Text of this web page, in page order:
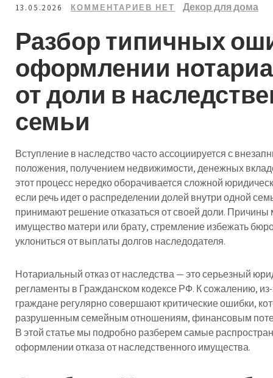
13.05.2026 КОММЕНТАРИЕВ НЕТ Декор для дома
Разбор типичных
оформлении
от доли в
семьи
Вступление в наследство часто ассоциируется с
положения, получением недвижимости, денежных
этот процесс нередко оборачивается сложной
если речь идет о распределении долей внутри одной
принимают решение отказаться от своей доли.
имущество матери или брату, стремление избежать
уклониться от выплаты долгов наследодателя.
Нотариальный отказ от наследства — это серьезный
регламенты в Гражданском кодексе РФ. К сожалению,
граждане регулярно совершают критические ошибки,
разрушенным семейным отношениям, финансовым
В этой статье мы подробно разберем самые
оформлении отказа от наследственного имущества.